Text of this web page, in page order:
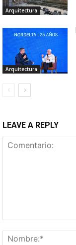
Arquitectura
Arquitectura
LEAVE A REPLY